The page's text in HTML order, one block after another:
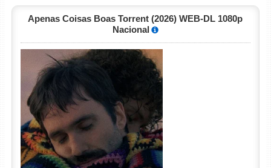
Apenas Coisas Boas Torrent (2026) WEB-DL 1080p
Nacional